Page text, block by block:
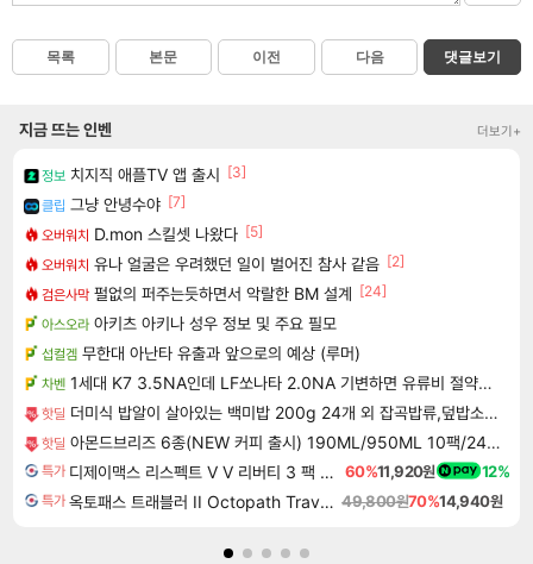
목록 본문 이전 다음 댓글보기
지금 뜨는 인벤 더보기+
정보 치지직 애플TV 앱 출시 [3]
클립 그냥 안녕수야 [7]
오버워치 D.mon 스킬셋 나왔다 [5]
오버워치 유나 얼굴은 우려했던 일이 벌어진 참사 같음 [2]
검은사막 펄없의 퍼주는듯하면서 악랄한 BM 설계 [24]
아스오라 아키츠 아키나 성우 정보 및 주요 필모
섭컬겜 무한대 아난타 유출과 앞으로의 예상 (루머)
차벤 1세대 K7 3.5NA인데 LF쏘나타 2.0NA 기변하면 유류비 절약이 얼마나 될까요..?
핫딜 더미식 밥알이 살아있는 백미밥 200g 24개 외 잡곡밥류,덮밥소스7종 외
핫딜 아몬드브리즈 6종(NEW 커피 출시) 190ML/950ML 10팩/24팩/48팩 중 택 1
특가 디제이맥스 리스펙트 V V 리버티 3 팩 DJMAX RESPECT V V Liberty 3 Pack DLC 60%11,920원 12%
특가 옥토패스 트래블러 II Octopath Traveler II 49,800원70%14,940원